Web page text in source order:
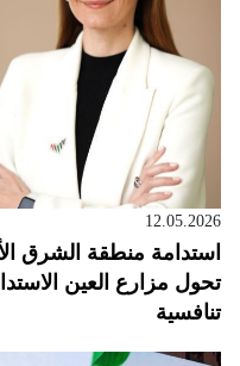
12.05.2026
استدامة منطقة الشرق
تحول مزارع العين
تنافسية